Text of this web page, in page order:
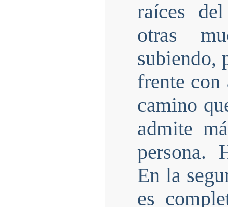
raíces
otras
subiendo,
frente con
camino
admite
persona.
En la
es